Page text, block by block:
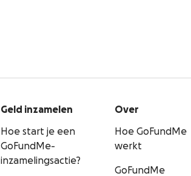
Geld inzamelen
Hoe start je een
GoFundMe-
inzamelingsactie?
Over
Hoe GoFundMe
werkt
GoFundMe